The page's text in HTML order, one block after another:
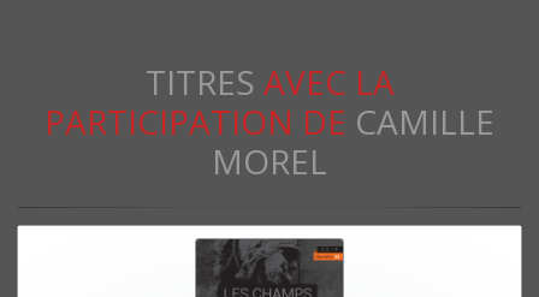
TITRES AVEC LA
PARTICIPATION DE CAMILLE
MOREL